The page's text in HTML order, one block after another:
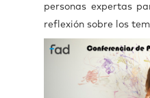
personas expertas
reflexión sobre los